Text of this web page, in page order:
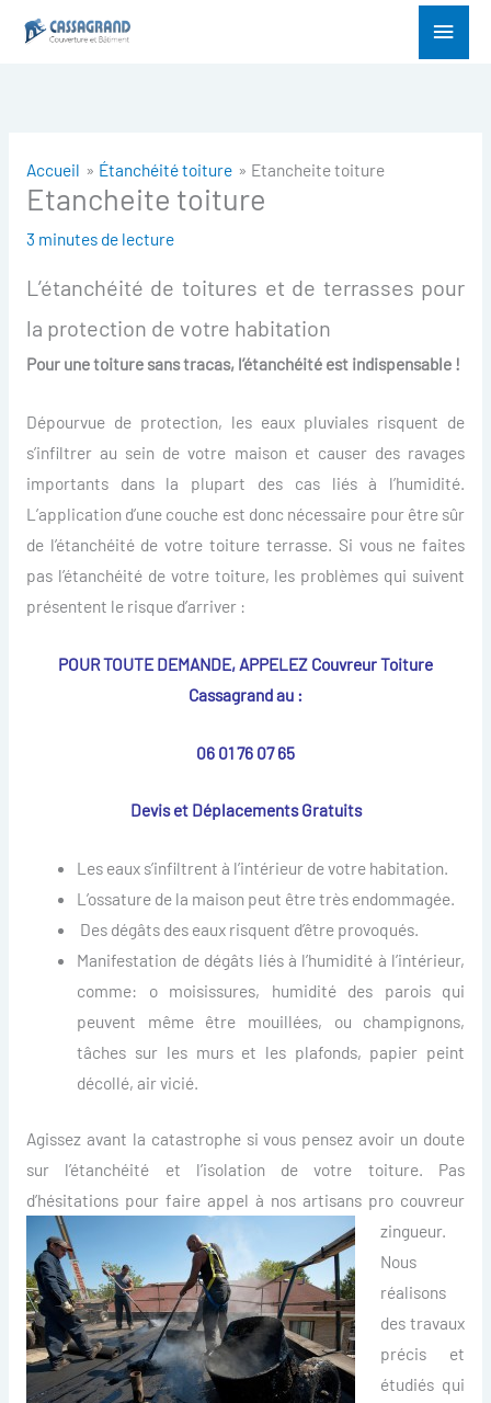
Menu
Accueil Étanchéité toiture Etancheite toiture
Etancheite toiture
3 minutes de lecture
L’étanchéité de toitures et de terrasses pour
la protection de votre habitation
Pour une toiture sans tracas, l’étanchéité est indispensable!
Dépourvue de protection, les eaux pluviales risquent de
s’infiltrer au sein de votre maison et causer des ravages
importants dans la plupart des cas liés à l’humidité.
L’application d’une couche est donc nécessaire pour être sûr
de l’étanchéité de votre toiture terrasse. Si vous ne faites
pas l’étanchéité de votre toiture, les problèmes qui suivent
présentent le risque d’arriver :
POUR TOUTE DEMANDE, APPELEZ Couvreur Toiture
Cassagrand au :
06 01 76 07 65
Devis et Déplacements Gratuits
Les eaux s’infiltrent à l’intérieur de votre habitation.
L’ossature de la maison peut être très endommagée.
Des dégâts des eaux risquent d’être provoqués.
Manifestation de dégâts liés à l’humidité à l’intérieur,
comme: o moisissures, humidité des parois qui
peuvent même être mouillées, ou champignons,
tâches sur les murs et les plafonds, papier peint
décollé, air vicié.
Agissez avant la catastrophe si vous pensez avoir un doute
sur l’étanchéité et l’isolation de votre toiture. Pas
d’hésitations pour faire appel à nos artisans pro couvreur
zingueur.
Nous
réalisons
des travaux
précis et
étudiés qui